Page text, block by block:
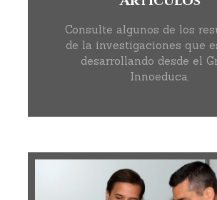
Consulte algunos de los
de la investigaciones que
desarrollando desde el
Innoeduca.